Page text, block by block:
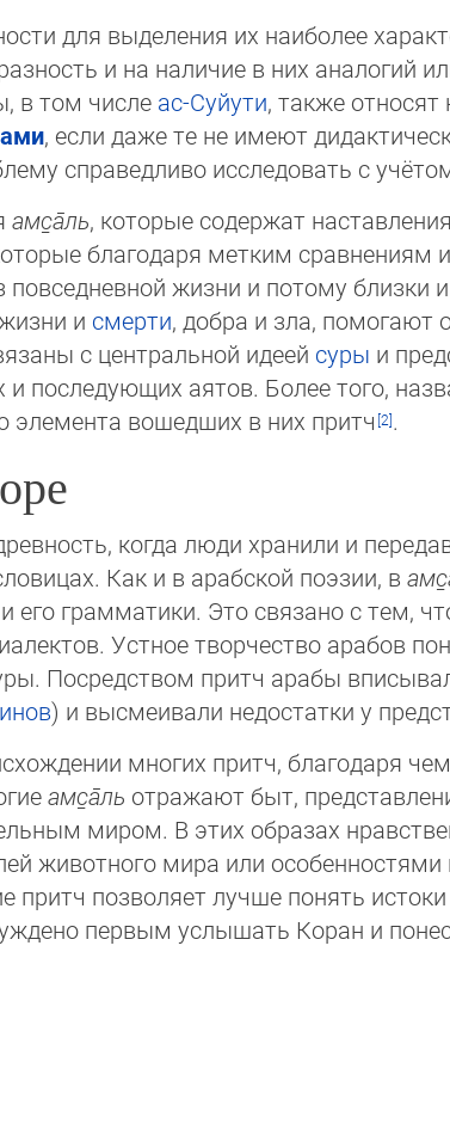
для выделения их наиболее
и на наличие в них аналогий
в том числе ас-Суйути, также относят
, если даже те не имеют
справедливо исследовать с
амс̱а̄ль, которые содержат
благодаря метким
жизни и потому
и смерти, добра и зла, помогают
с центральной идеей суры и
по­сле­ду­ю­щих аятов. Более того,
элемента вошедших в них притч .
когда люди хранили и
Как и в арабской поэзии, в
его грамматики. Это связано с тем,
Устное творчество ара­бов
Посредством притч арабы
) и высмеивали не­до­ста­т­ки у
многих притч, благодаря
амс̱а̄ль отражают быт,
миром. В этих образах
животного мира или
позволяет лучше понять
первым услышать Коран и